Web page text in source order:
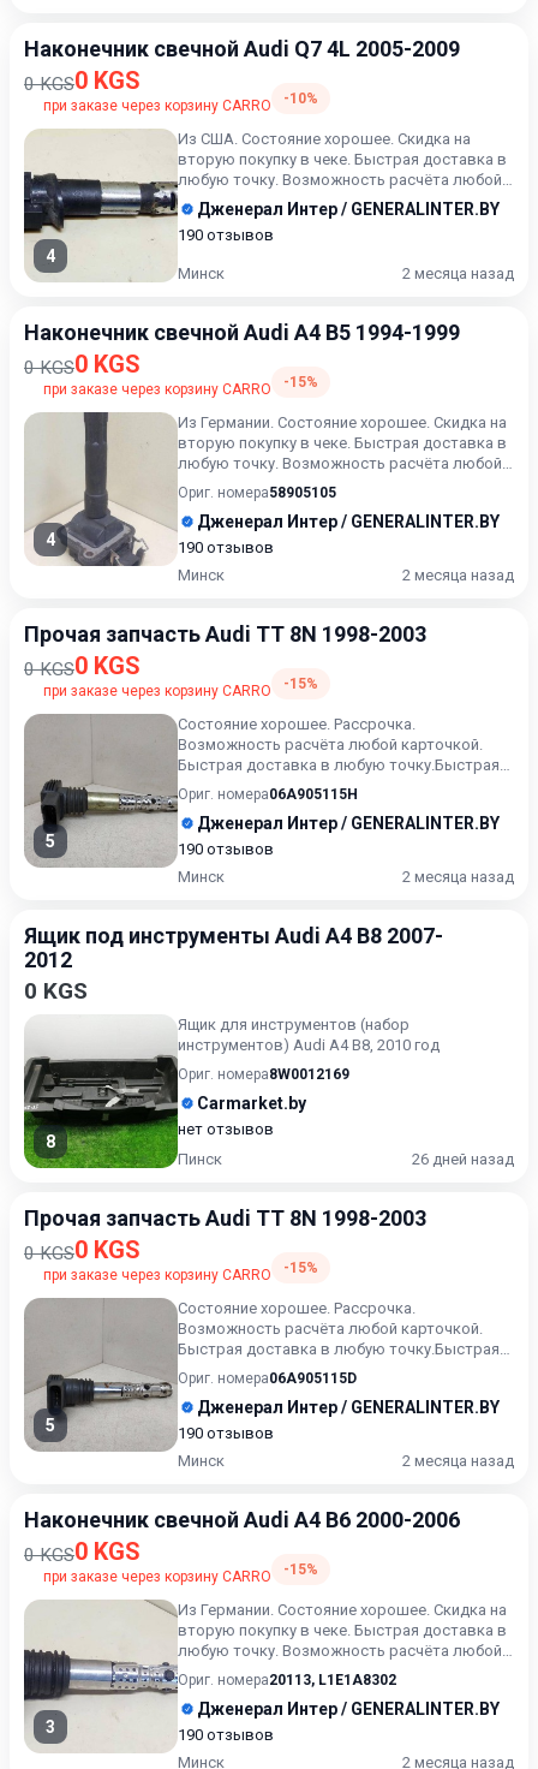
Наконечник свечной Audi Q7 4L 2005-2009
0 KGS0 KGS
при заказе через корзину CARRO -10%
4
Из США. Состояние хорошее. Скидка на
вторую покупку в чеке. Быстрая доставка в
любую точку. Возможность расчёта любой
карточкой. Рассрочка.Б...
Дженерал Интер / GENERALINTER.BY
190 отзывов
Минск 2 месяца назад
Наконечник свечной Audi A4 B5 1994-1999
0 KGS0 KGS
при заказе через корзину CARRO -15%
4
Из Германии. Состояние хорошее. Скидка на
вторую покупку в чеке. Быстрая доставка в
любую точку. Возможность расчёта любой
карточкой. Рассро...
Ориг. номера58905105
Дженерал Интер / GENERALINTER.BY
190 отзывов
Минск
2 месяца назад
Прочая запчасть Audi TT 8N 1998-2003
0 KGS0 KGS
при заказе через корзину CARRO -15%
5
Состояние хорошее. Рассрочка.
Возможность расчёта любой карточкой.
Быстрая доставка в любую точку.Быстрая
доставка в любую точку. Возможност...
Ориг. номера06A905115H
Дженерал Интер / GENERALINTER.BY
190 отзывов
Минск
2 месяца назад
Ящик под инструменты Audi A4 B8 2007-
2012
0 KGS
8
Ящик для инструментов (набор
инструментов) Audi A4 B8, 2010 год
Ориг. номера8W0012169
Carmarket.by
нет отзывов
Пинск
26 дней назад
Прочая запчасть Audi TT 8N 1998-2003
0 KGS0 KGS
при заказе через корзину CARRO -15%
5
Состояние хорошее. Рассрочка.
Возможность расчёта любой карточкой.
Быстрая доставка в любую точку.Быстрая
доставка в любую точку. Возможност...
Ориг. номера06A905115D
Дженерал Интер / GENERALINTER.BY
190 отзывов
Минск
2 месяца назад
Наконечник свечной Audi A4 B6 2000-2006
0 KGS0 KGS
при заказе через корзину CARRO -15%
3
Из Германии. Состояние хорошее. Скидка на
вторую покупку в чеке. Быстрая доставка в
любую точку. Возможность расчёта любой
карточкой. Рассро...
Ориг. номера20113, L1E1A8302
Дженерал Интер / GENERALINTER.BY
190 отзывов
Минск
2 месяца назад